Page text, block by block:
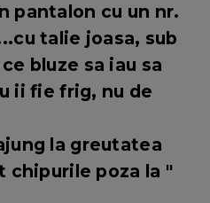
pantalon cu un nr.
talie joasa, sub
bluze sa iau sa
ii fie frig, nu de
la greutatea
chipurile poza la "